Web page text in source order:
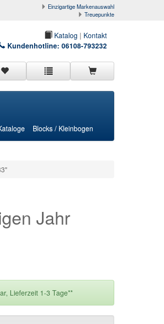
Einzigartige Markenauswahl
Treuepunkte
Katalog | Kontakt
Kundenhotline: 06108-793232
Blocks / Kleinbogen
Jahr
Lieferzeit 1-3 Tage**